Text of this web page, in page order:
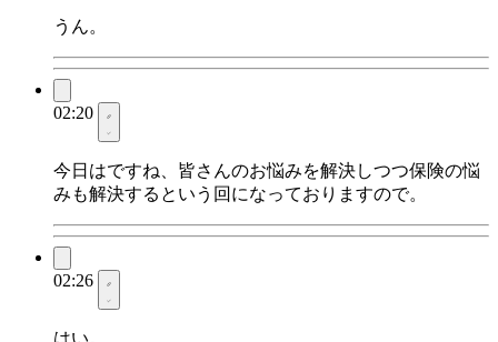
うん。
02:20
今日はですね、皆さんのお悩みを解決しつつ保険の悩
みも解決するという回になっておりますので。
02:26